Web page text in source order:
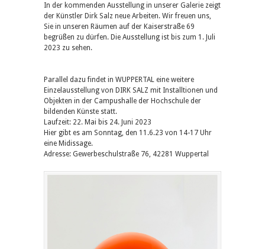
In der kommenden Ausstellung in unserer Galerie zeigt
der Künstler Dirk Salz neue Arbeiten. Wir freuen uns,
Sie in unseren Räumen auf der Kaiserstraße 69
begrüßen zu dürfen. Die Ausstellung ist bis zum 1. Juli
2023 zu sehen.
Parallel dazu findet in WUPPERTAL eine weitere
Einzelausstellung von DIRK SALZ mit Installtionen und
Objekten in der Campushalle der Hochschule der
bildenden Künste statt.
Laufzeit: 22. Mai bis 24. Juni 2023
Hier gibt es am Sonntag, den 11.6.23 von 14-17 Uhr
eine Midissage.
Adresse: Gewerbeschulstraße 76, 42281 Wuppertal